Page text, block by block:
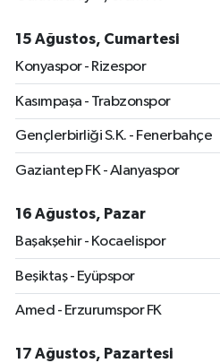
15 Ağustos, Cumartesi
Konyaspor - Rizespor
Kasımpaşa - Trabzonspor
Gençlerbirliği S.K. - Fenerbahçe
Gaziantep FK - Alanyaspor
16 Ağustos, Pazar
Başakşehir - Kocaelispor
Beşiktaş - Eyüpspor
Amed - Erzurumspor FK
17 Ağustos, Pazartesi